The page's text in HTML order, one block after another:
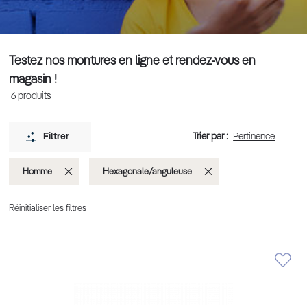
Testez nos montures en ligne et rendez-vous en
magasin !
6 produits
Filtrer Trier par :
Homme SupprimerHexagonale/anguleuse
Réinitialiser les filtres